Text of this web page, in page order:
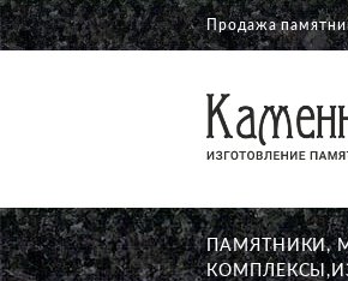
Продажа
ПАМЯТНИКИ,